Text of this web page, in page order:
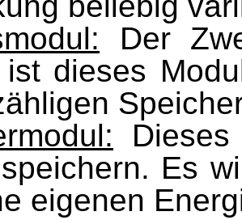
Der
dieses
Es
eigenen